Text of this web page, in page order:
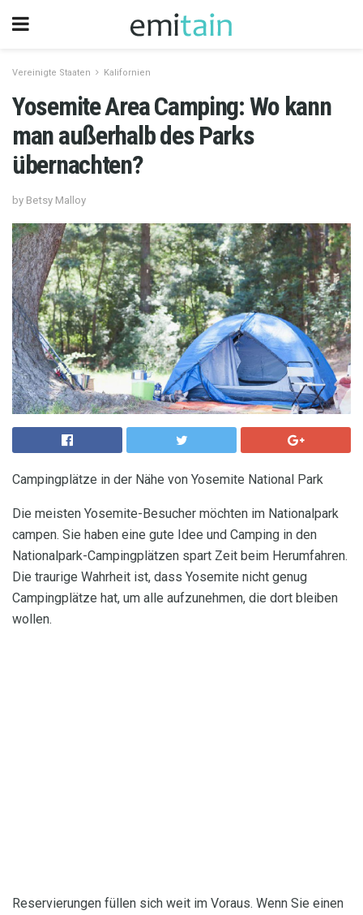
Vereinigte Staaten Kalifornien
Yosemite Area Camping: Wo kann
man außerhalb des Parks
übernachten?
by Betsy Malloy
Campingplätze in der Nähe von Yosemite National Park
Die meisten Yosemite-Besucher möchten im Nationalpark
campen. Sie haben eine gute Idee und Camping in den
Nationalpark-Campingplätzen spart Zeit beim Herumfahren.
Die traurige Wahrheit ist, dass Yosemite nicht genug
Campingplätze hat, um alle aufzunehmen, die dort bleiben
wollen.
Reservierungen füllen sich weit im Voraus. Wenn Sie einen